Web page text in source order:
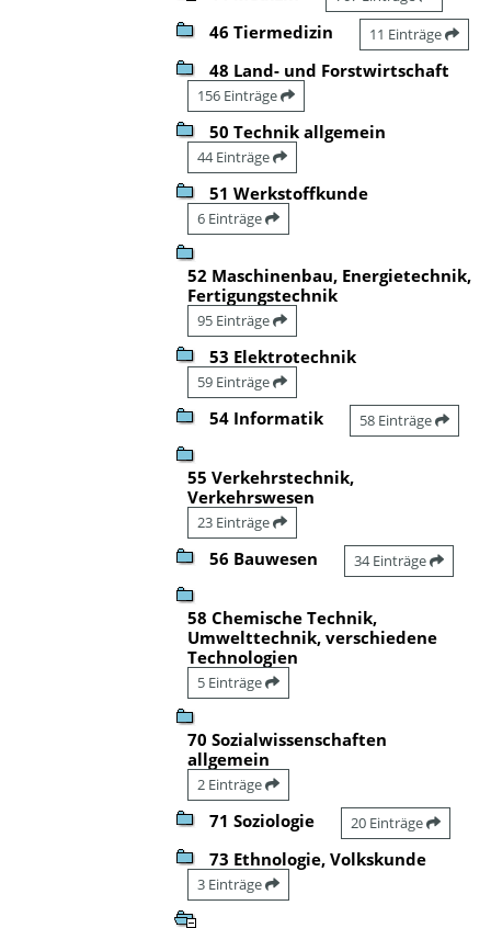
46 Tiermedizin 11 Einträge
48 Land- und Forstwirtschaft
156 Einträge
50 Technik allgemein
44 Einträge
51 Werkstoffkunde
6 Einträge
52 Maschinenbau, Energietechnik,
Fertigungstechnik
95 Einträge
53 Elektrotechnik
59 Einträge
54 Informatik 58 Einträge
55 Verkehrstechnik,
Verkehrswesen
23 Einträge
56 Bauwesen 34 Einträge
58 Chemische Technik,
Umwelttechnik, verschiedene
Technologien
5 Einträge
70 Sozialwissenschaften
allgemein
2 Einträge
71 Soziologie 20 Einträge
73 Ethnologie, Volkskunde
3 Einträge